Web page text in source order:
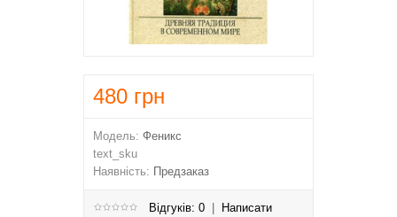
480 грн
Модель: Феникс
text_sku
Наявність: Предзаказ
Відгуків: 0
Написати